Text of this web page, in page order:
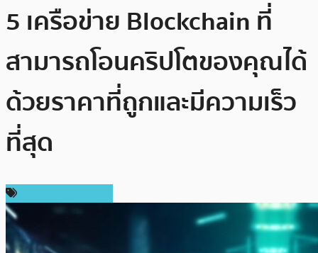
5 เครือข่าย Blockchain ที่
สามารถโอนคริปโตของคุณได้
ด้วยราคาที่ถูกและมีความเร็ว
ที่สุด